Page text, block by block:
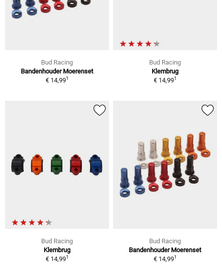
Bud Racing
Bandenhouder Moerenset
€ 14,991
Bud Racing
Klembrug
€ 14,991
Bud Racing
Klembrug
€ 14,991
Bud Racing
Bandenhouder Moerenset
€ 14,991